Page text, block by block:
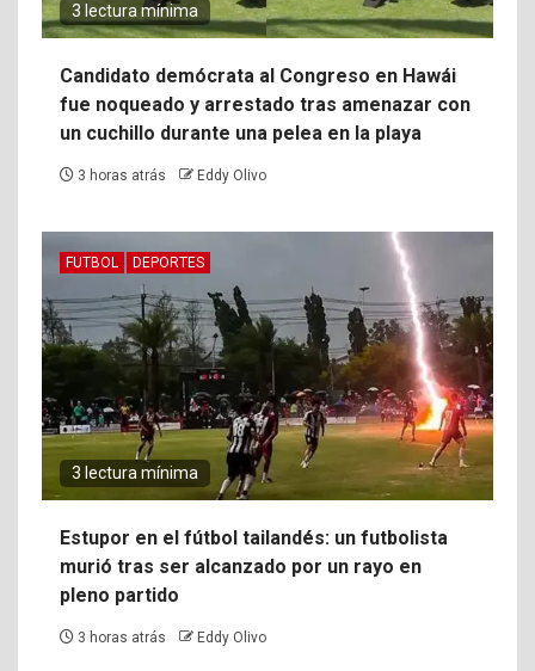
3 lectura mínima
Candidato demócrata al Congreso en Hawái
fue noqueado y arrestado tras amenazar con
un cuchillo durante una pelea en la playa
3 horas atrás Eddy Olivo
FUTBOL DEPORTES
3 lectura mínima
Estupor en el fútbol tailandés: un futbolista
murió tras ser alcanzado por un rayo en
pleno partido
3 horas atrás Eddy Olivo